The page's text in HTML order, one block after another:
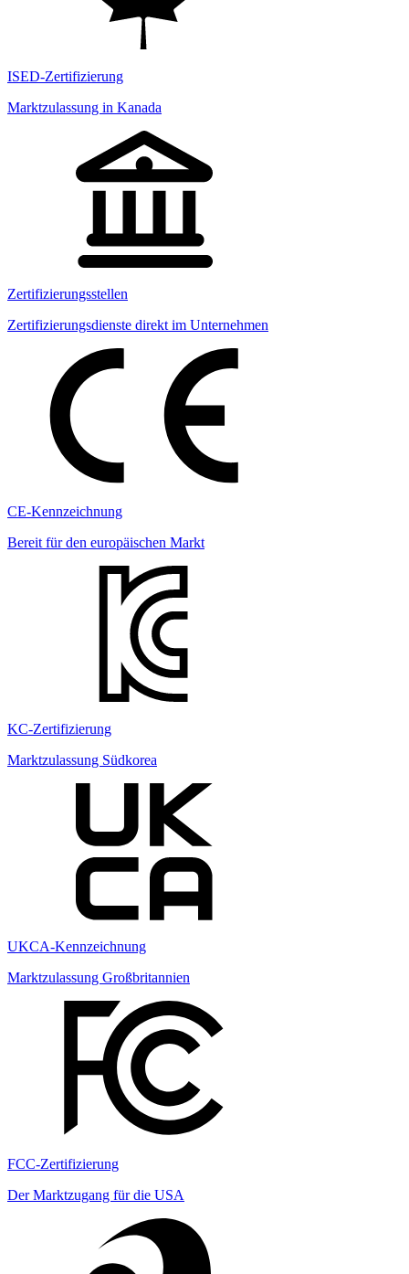
ISED-Zertifizierung
Marktzulassung in Kanada
Zertifizierungsstellen
Zertifizierungsdienste direkt im Unternehmen
CE-Kennzeichnung
Bereit für den europäischen Markt
KC-Zertifizierung
Marktzulassung Südkorea
UKCA-Kennzeichnung
Marktzulassung Großbritannien
FCC-Zertifizierung
Der Marktzugang für die USA